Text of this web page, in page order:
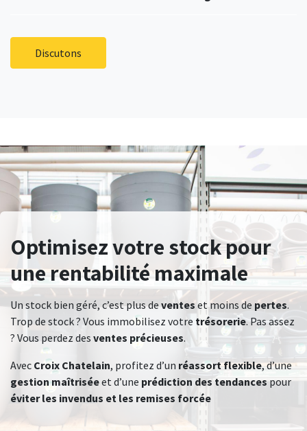
Discutons
Optimisez votre stock pour
une rentabilité maximale
Un stock bien géré, c’est plus deventeset moins de pertes.
Trop de stock ? Vous immobilisez votre trésorerie. Pas assez
? Vous perdez des ventes précieuses.
Avec Croix Chatelain, profitez d’un réassort flexible, d’une
gestion maîtriséeet d’une prédiction des tendancespour
éviter les invendus et les remises forcée